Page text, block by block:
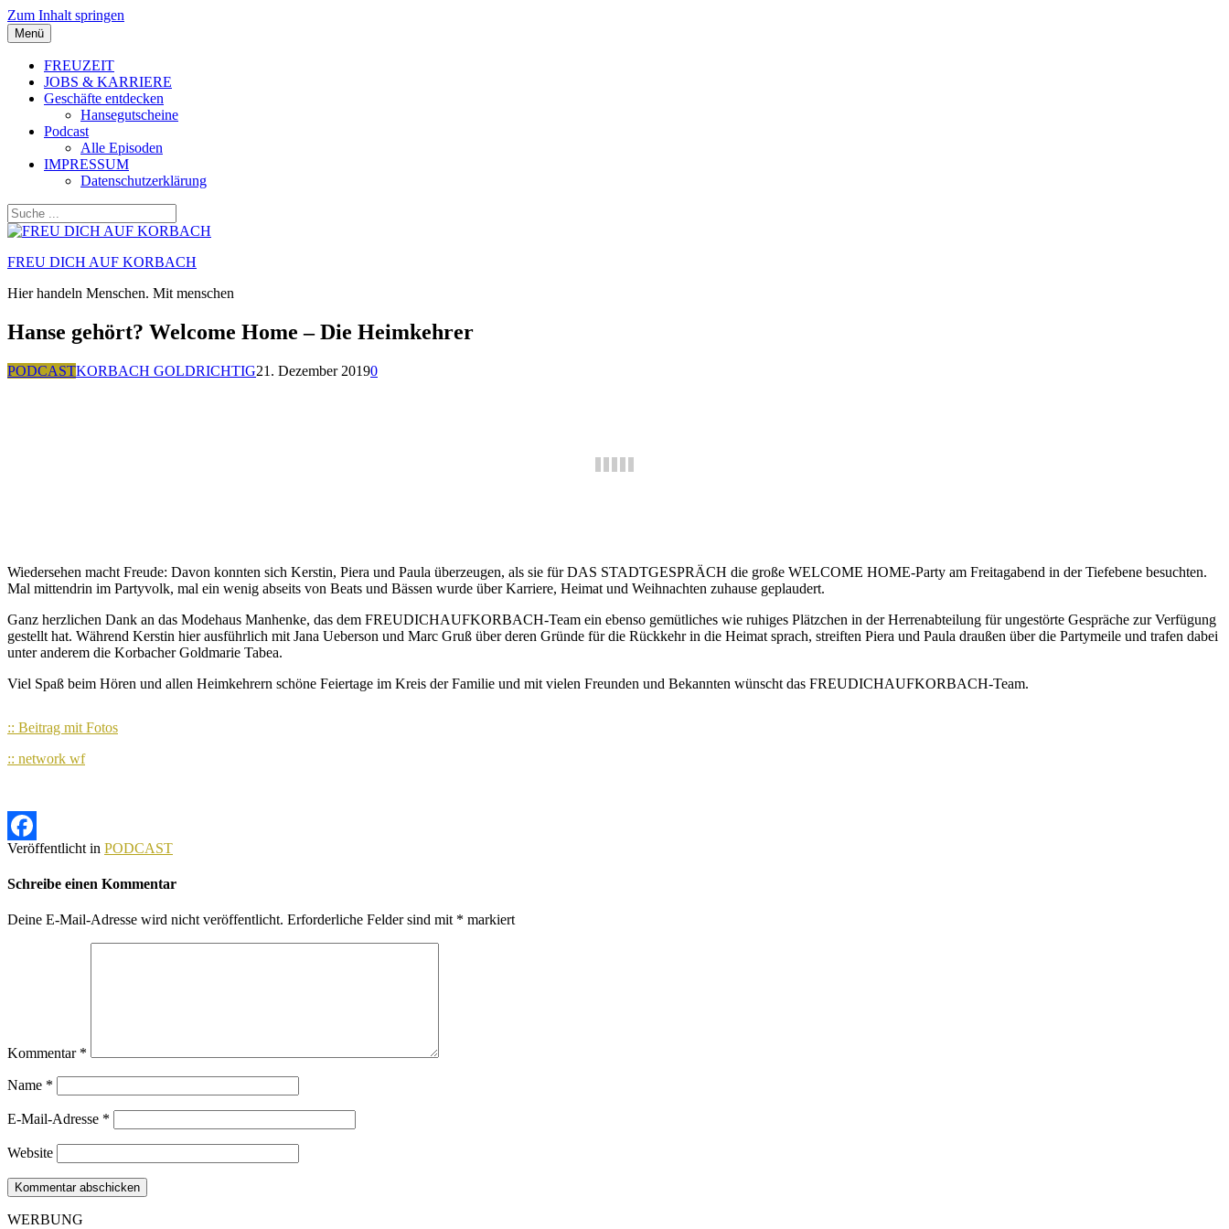
Zum Inhalt springen
Menü
FREUZEIT
JOBS & KARRIERE
Geschäfte entdecken
Hansegutscheine
Podcast
Alle Episoden
IMPRESSUM
Datenschutzerklärung
FREU DICH AUF KORBACH
Hier handeln Menschen. Mit menschen
Hanse gehört? Welcome Home – Die Heimkehrer
PODCASTKORBACH GOLDRICHTIG21. Dezember 20190
Wiedersehen macht Freude: Davon konnten sich Kerstin, Piera und Paula überzeugen, als sie für DAS STADTGESPRÄCH die große WELCOME HOME-Party am Freitagabend in der Tiefebene besuchten.
Mal mittendrin im Partyvolk, mal ein wenig abseits von Beats und Bässen wurde über Karriere, Heimat und Weihnachten zuhause geplaudert.
Ganz herzlichen Dank an das Modehaus Manhenke, das dem FREUDICHAUFKORBACH-Team ein ebenso gemütliches wie ruhiges Plätzchen in der Herrenabteilung für ungestörte Gespräche zur Verfügung
gestellt hat. Während Kerstin hier ausführlich mit Jana Ueberson und Marc Gruß über deren Gründe für die Rückkehr in die Heimat sprach, streiften Piera und Paula draußen über die Partymeile und trafen dabei
unter anderem die Korbacher Goldmarie Tabea.
Viel Spaß beim Hören und allen Heimkehrern schöne Feiertage im Kreis der Familie und mit vielen Freunden und Bekannten wünscht das FREUDICHAUFKORBACH-Team.
:: Beitrag mit Fotos
:: network wf
Facebook
Veröffentlicht in PODCAST
Schreibe einen Kommentar
Deine E-Mail-Adresse wird nicht veröffentlicht. Erforderliche Felder sind mit * markiert
Kommentar *
Name *
E-Mail-Adresse *
Website
WERBUNG